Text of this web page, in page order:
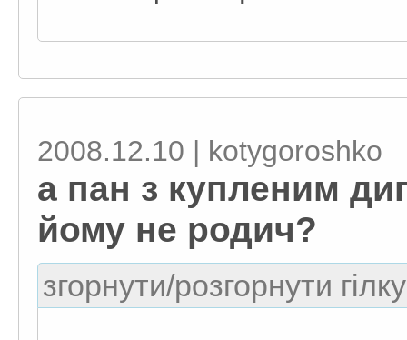
2008.12.10 | kotygoroshko
а пан з купленим
йому не родич?
згорнути/розгорнути